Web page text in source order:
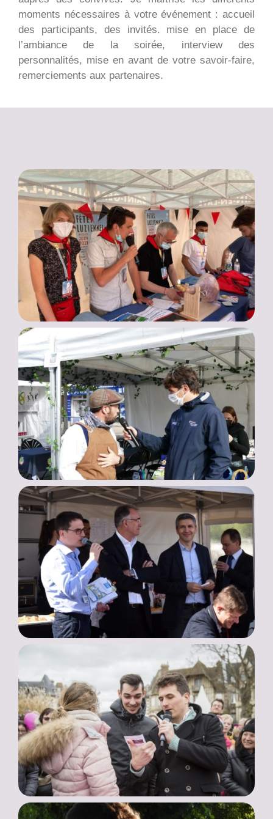
moments nécessaires à votre événement : accueil
des participants, des invités. mise en place de
l’ambiance de la soirée, interview des
personnalités, mise en avant de votre savoir-faire,
remerciements aux partenaires.